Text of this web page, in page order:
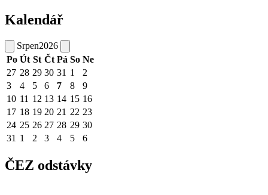
Kalendář
Srpen2026
Po Út St Čt Pá So Ne
27 28 29 30 31 1
2
3
4 5 6 7 8
9
10 11 12 13 14 15 16
17 18 19 20 21 22 23
24 25 26 27 28 29 30
31 1 2 3 4 5 6
ČEZ odstávky